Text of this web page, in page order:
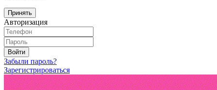
Принять
Авторизация
Войти
Забыли пароль?
Зарегистрироваться